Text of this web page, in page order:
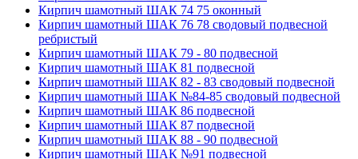
Кирпич шамотный ШАК 74 75 оконный
Кирпич шамотный ШАК 76 78 сводовый подвесной
ребристый
Кирпич шамотный ШАК 79 - 80 подвесной
Кирпич шамотный ШАК 81 подвесной
Кирпич шамотный ШАК 82 - 83 сводовый подвесной
Кирпич шамотный ШАК №84-85 сводовый подвесной
Кирпич шамотный ШАК 86 подвесной
Кирпич шамотный ШАК 87 подвесной
Кирпич шамотный ШАК 88 - 90 подвесной
Кирпич шамотный ШАК №91 подвесной